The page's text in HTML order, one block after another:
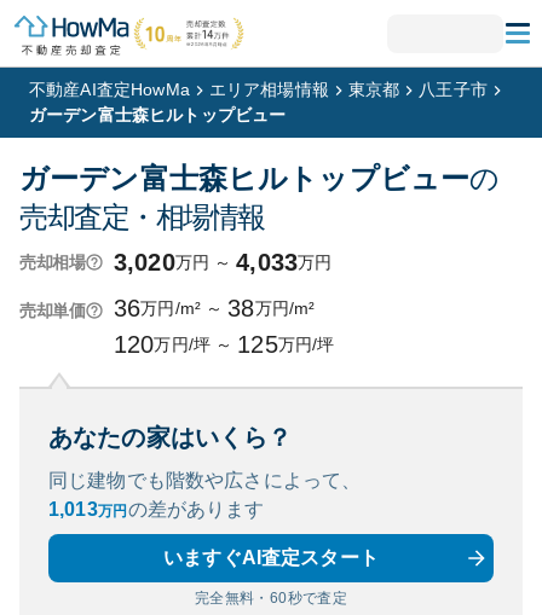
不動産AI査定HowMa エリア相場情報 東京都
八王子市
ガーデン富士森ヒルトップビュー
ガーデン富士森ヒルトップビューの
売却査定・相場情報
売却相場 3,020万円 ～ 4,033万円
売却単価 36万円/m² ～ 38万円/m²
120万円/坪 ～ 125万円/坪
あなたの家はいくら？
同じ建物でも階数や広さによって、
1,013万円 の差があります
いますぐAI査定スタート
完全無料・60秒で査定